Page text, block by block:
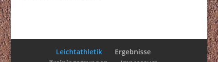
Leichtathletik
Ergebnisse